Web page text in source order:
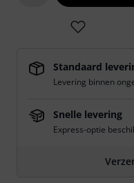
Standaard
Levering binnen
Snelle levering
Express-optie